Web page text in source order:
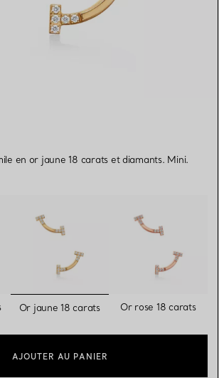
en or jaune 18 carats et diamants. Mini.
sélectionnés
Or jaune 18 carats Or rose 18 carats
AJOUTER AU PANIER